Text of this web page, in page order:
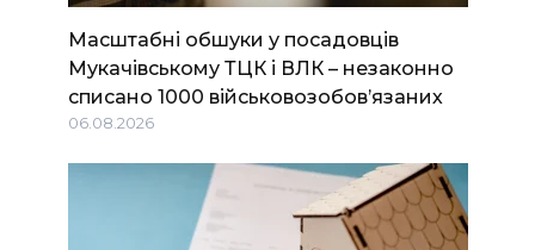
Масштабні обшуки у посадовців
Мукачівському ТЦК і ВЛК – незаконно
списано 1000 військовозобов’язаних
06.08.2026